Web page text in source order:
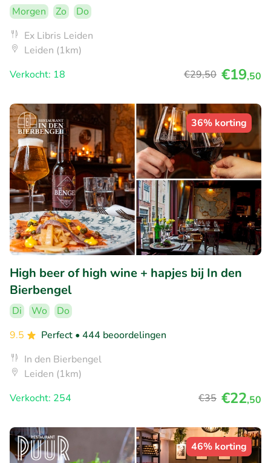
Morgen Zo
Do
Ex Libris Leiden
Leiden (1km)
Verkocht: 18
€29,50 €19,50
36% korting
High beer of high wine + hapjes bij In den
Bierbengel
Di Wo
Do
9.5
Perfect • 444 beoordelingen
In den Bierbengel
Leiden (1km)
Verkocht: 254
€35 €22,50
46% korting